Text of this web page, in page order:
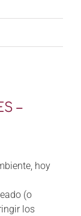
–
hoy
(o
los